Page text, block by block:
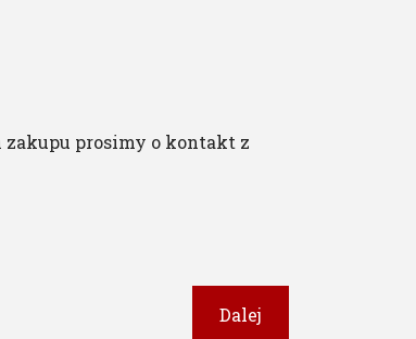
zakupu prosimy o kontakt z
Dalej